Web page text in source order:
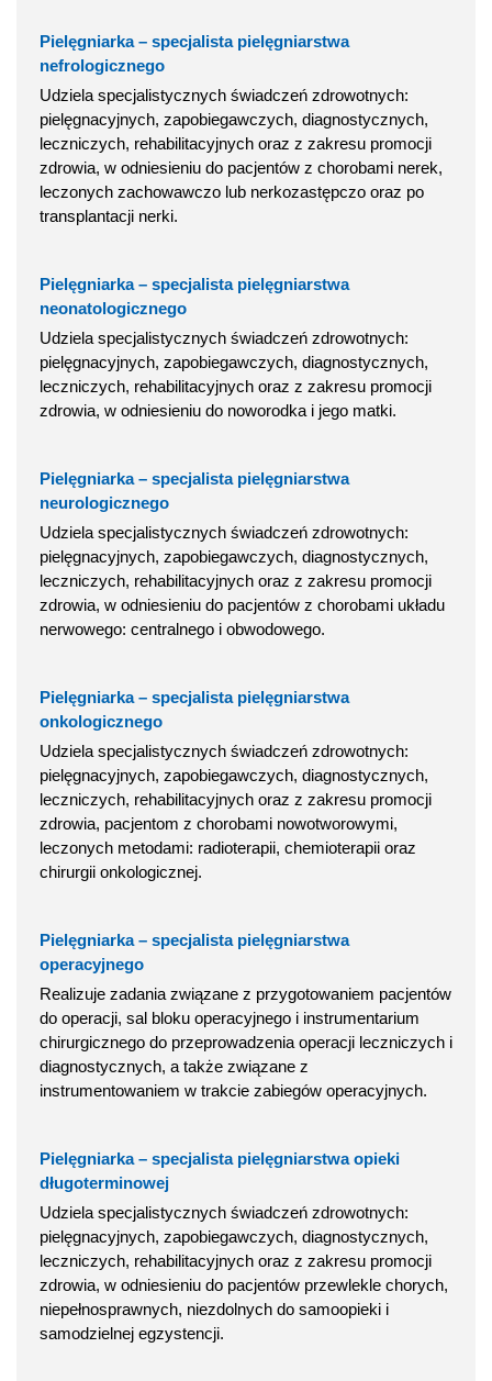
Pielęgniarka – specjalista pielęgniarstwa
nefrologicznego
Udziela specjalistycznych świadczeń zdrowotnych:
pielęgnacyjnych, zapobiegawczych, diagnostycznych,
leczniczych, rehabilitacyjnych oraz z zakresu promocji
zdrowia, w odniesieniu do pacjentów z chorobami nerek,
leczonych zachowawczo lub nerkozastępczo oraz po
transplantacji nerki.
Pielęgniarka – specjalista pielęgniarstwa
neonatologicznego
Udziela specjalistycznych świadczeń zdrowotnych:
pielęgnacyjnych, zapobiegawczych, diagnostycznych,
leczniczych, rehabilitacyjnych oraz z zakresu promocji
zdrowia, w odniesieniu do noworodka i jego matki.
Pielęgniarka – specjalista pielęgniarstwa
neurologicznego
Udziela specjalistycznych świadczeń zdrowotnych:
pielęgnacyjnych, zapobiegawczych, diagnostycznych,
leczniczych, rehabilitacyjnych oraz z zakresu promocji
zdrowia, w odniesieniu do pacjentów z chorobami układu
nerwowego: centralnego i obwodowego.
Pielęgniarka – specjalista pielęgniarstwa
onkologicznego
Udziela specjalistycznych świadczeń zdrowotnych:
pielęgnacyjnych, zapobiegawczych, diagnostycznych,
leczniczych, rehabilitacyjnych oraz z zakresu promocji
zdrowia, pacjentom z chorobami nowotworowymi,
leczonych metodami: radioterapii, chemioterapii oraz
chirurgii onkologicznej.
Pielęgniarka – specjalista pielęgniarstwa
operacyjnego
Realizuje zadania związane z przygotowaniem pacjentów
do operacji, sal bloku operacyjnego i instrumentarium
chirurgicznego do przeprowadzenia operacji leczniczych i
diagnostycznych, a także związane z
instrumentowaniem w trakcie zabiegów operacyjnych.
Pielęgniarka – specjalista pielęgniarstwa opieki
długoterminowej
Udziela specjalistycznych świadczeń zdrowotnych:
pielęgnacyjnych, zapobiegawczych, diagnostycznych,
leczniczych, rehabilitacyjnych oraz z zakresu promocji
zdrowia, w odniesieniu do pacjentów przewlekle chorych,
niepełnosprawnych, niezdolnych do samoopieki i
samodzielnej egzystencji.